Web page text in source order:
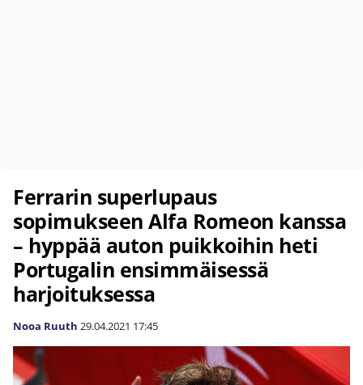
Ferrarin superlupaus
sopimukseen Alfa Romeon kanssa
– hyppää auton puikkoihin heti
Portugalin ensimmäisessä
harjoituksessa
Nooa Ruuth 29.04.2021 17:45